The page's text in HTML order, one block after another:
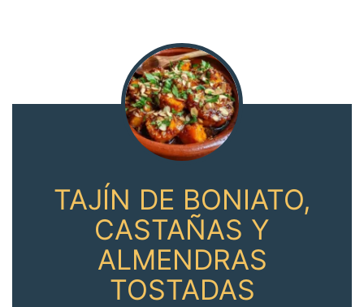
TAJÍN DE BONIATO,
CASTAÑAS Y
ALMENDRAS
TOSTADAS